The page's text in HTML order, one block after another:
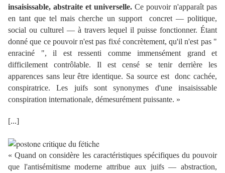
insaisissable, abstraite et universelle. Ce pouvoir n'apparaît pas
en tant que tel mais cherche un support concret — politique,
social ou culturel — à travers lequel il puisse fonctionner. Étant
donné que ce pouvoir n'est pas fixé concrètement, qu'il n'est pas "
enraciné ", il est ressenti comme immensément grand et
difficilement contrôlable. Il est censé se tenir derrière les
apparences sans leur être identique. Sa source est donc cachée,
conspiratrice. Les juifs sont synonymes d'une insaisissable
conspiration internationale, démesurément puissante. »
[...]
« Quand on considère les caractéristiques spécifiques du pouvoir
que l'antisémitisme moderne attribue aux juifs — abstraction,